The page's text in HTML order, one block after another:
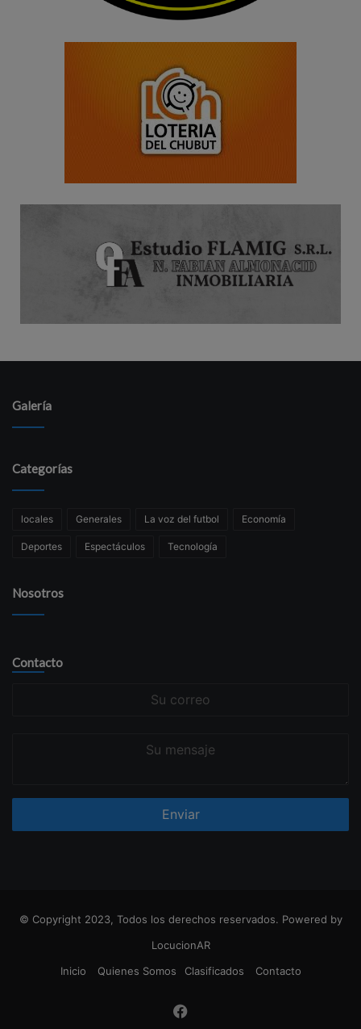
Galería
Categorías
locales Generales La voz del futbol Economía
Deportes Espectáculos Tecnología
Nosotros
Contacto
© Copyright 2023, Todos los derechos reservados. Powered by
LocucionAR
Inicio
Quienes Somos Clasificados Contacto